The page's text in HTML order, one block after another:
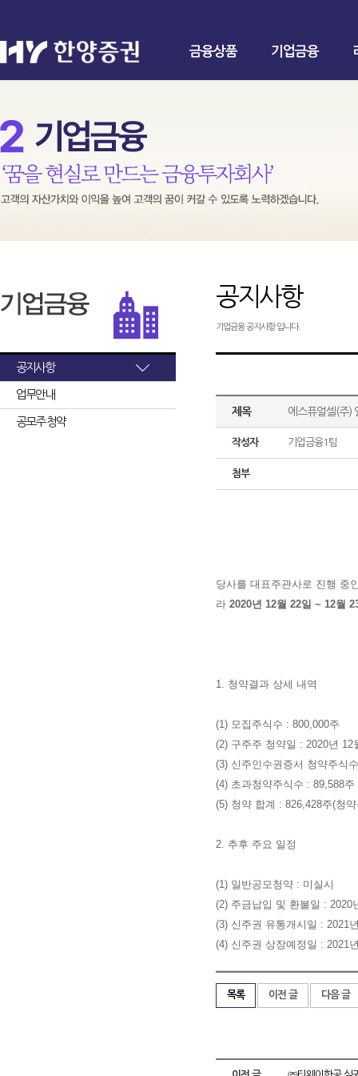
금융상품 기업금융
공지사항
업무안내
공모주 청약
공지사항
기업금융 공지사항 입니다.
제목 에스퓨얼셀(주)
작성자 기업금융1팀
첨부
당사를 대표주관사로 진행 중
라 2020년 12월 22일 ~ 12월
1. 청약결과 상세 내역
(1) 모집주식수 : 800,000주
(2) 구주주 청약일 : 2020년 12
(3) 신주인수권증서 청약주식
(4) 초과청약주식수 : 89,588주
(5) 청약 합계 : 826,428주(청
2. 추후 주요 일정
(1) 일반공모청약 : 미실시
(2) 주금납입 및 환불일 : 2020
(3) 신주권 유통개시일 : 2021
(4) 신주권 상장예정일 : 2021
목록 이전 글 다음 글